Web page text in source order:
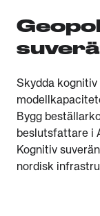
Skydda
Bygg
beslutsfattare i
Kognitiv
nordisk